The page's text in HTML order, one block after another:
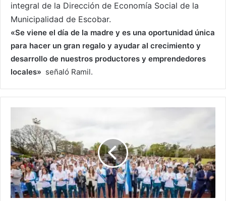
integral de la Dirección de Economía Social de la
Municipalidad de Escobar.
«Se viene el día de la madre y es una oportunidad única
para hacer un gran regalo y ayudar al crecimiento y
desarrollo de nuestros productores y emprendedores
locales» señaló Ramil.